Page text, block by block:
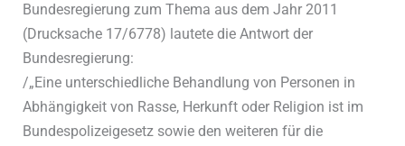
Bundesregierung zum Thema aus dem Jahr 2011
(Drucksache 17/6778) lautete die Antwort der
Bundesregierung:
/„Eine unterschiedliche Behandlung von Personen in
Abhängigkeit von Rasse, Herkunft oder Religion ist im
Bundespolizeigesetz sowie den weiteren für die